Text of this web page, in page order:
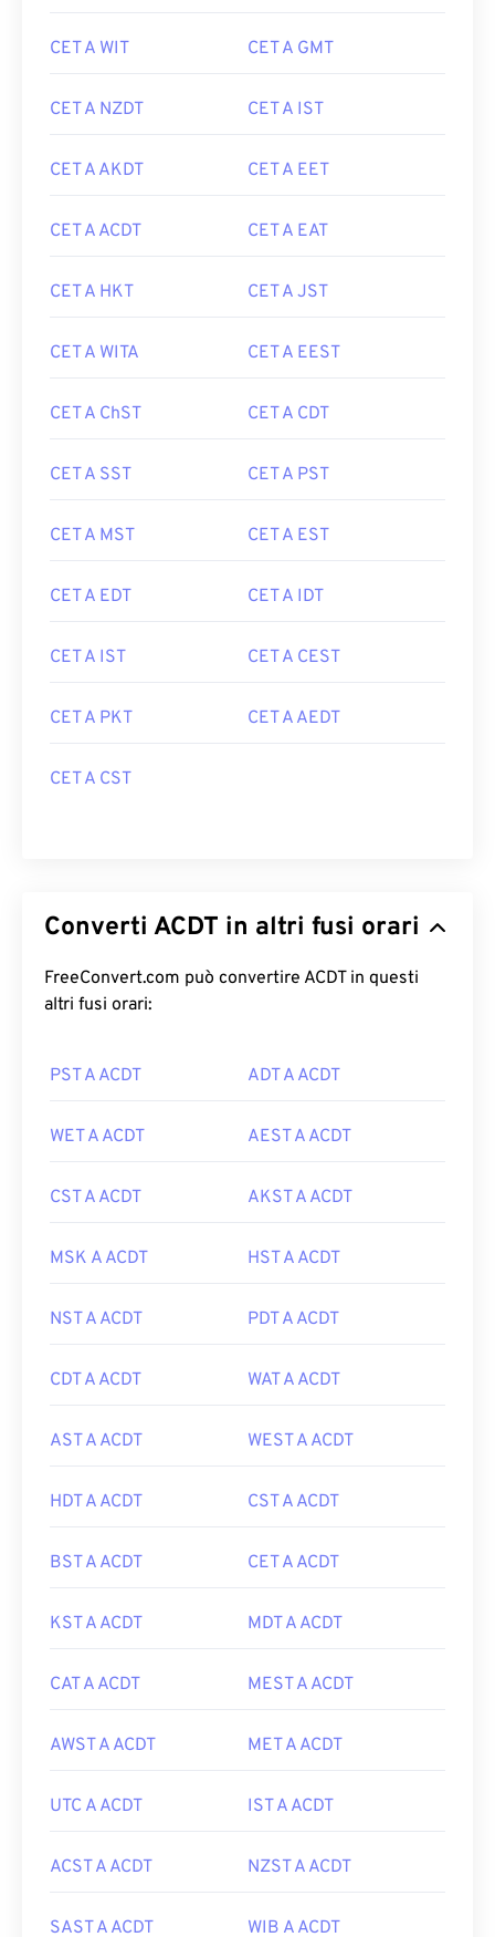
CET A WIT CET A GMT
CET A NZDT CET A IST
CET A AKDT CET A EET
CET A ACDT CET A EAT
CET A HKT CET A JST
CET A WITA CET A EEST
CET A ChST CET A CDT
CET A SST CET A PST
CET A MST CET A EST
CET A EDT CET A IDT
CET A IST CET A CEST
CET A PKT CET A AEDT
CET A CST
Converti ACDT in altri fusi orari
FreeConvert.com può convertire ACDT in questi
altri fusi orari:
PST A ACDT ADT A ACDT
WET A ACDT AEST A ACDT
CST A ACDT AKST A ACDT
MSK A ACDT HST A ACDT
NST A ACDT PDT A ACDT
CDT A ACDT WAT A ACDT
AST A ACDT WEST A ACDT
HDT A ACDT CST A ACDT
BST A ACDT CET A ACDT
KST A ACDT MDT A ACDT
CAT A ACDT MEST A ACDT
AWST A ACDT MET A ACDT
UTC A ACDT IST A ACDT
ACST A ACDT NZST A ACDT
SAST A ACDT WIB A ACDT